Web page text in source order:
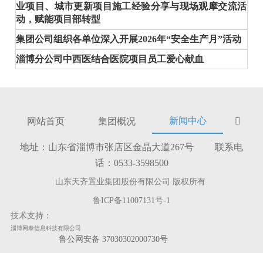
业项目、城市更新项目施工经验分享与现场观摩交流活
动，赋能项目部转型
集团公司组织各单位深入开展2026年“安全生产月”活动
淄博分公司中西医结合医院项目员工爱心献血
网站首页 集团概况 新闻中心 
地址：山东省淄博市张店区金晶大道267号 联系电
话：0533-3598500
山东天齐置业集团股份有限公司 版权所有
鲁ICP备11007131号-1
技术支持：
淄博网泰信息科技有限公司
鲁公网安备 37030302000730号